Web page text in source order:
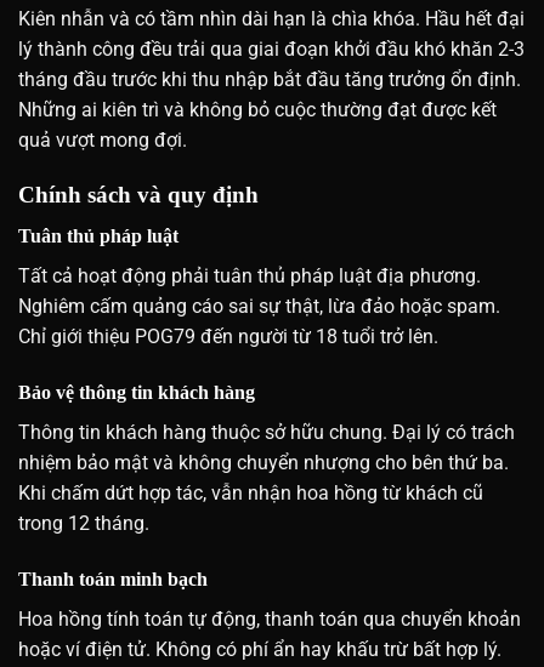
Kiên nhẫn và có tầm nhìn dài hạn là chìa khóa. Hầu hết đại
lý thành công đều trải qua giai đoạn khởi đầu khó khăn 2-3
tháng đầu trước khi thu nhập bắt đầu tăng trưởng ổn định.
Những ai kiên trì và không bỏ cuộc thường đạt được kết
quả vượt mong đợi.
Chính sách và quy định
Tuân thủ pháp luật
Tất cả hoạt động phải tuân thủ pháp luật địa phương.
Nghiêm cấm quảng cáo sai sự thật, lừa đảo hoặc spam.
Chỉ giới thiệu POG79 đến người từ 18 tuổi trở lên.
Bảo vệ thông tin khách hàng
Thông tin khách hàng thuộc sở hữu chung. Đại lý có trách
nhiệm bảo mật và không chuyển nhượng cho bên thứ ba.
Khi chấm dứt hợp tác, vẫn nhận hoa hồng từ khách cũ
trong 12 tháng.
Thanh toán minh bạch
Hoa hồng tính toán tự động, thanh toán qua chuyển khoản
hoặc ví điện tử. Không có phí ẩn hay khấu trừ bất hợp lý.